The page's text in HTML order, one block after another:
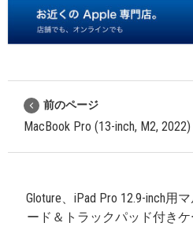
前のページ
MacBook Pro (13-inch, M2,
Gloture、iPad Pro 12.9-inch用
ード＆トラックパッド付きケ